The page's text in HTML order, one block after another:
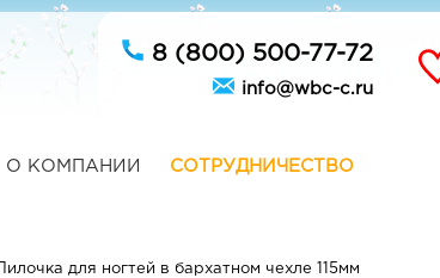
8 (800) 500-77-72
info@wbc-c.ru
О КОМПАНИИ СОТРУДНИЧЕСТВО
Пилочка для ногтей в бархатном чехле 115мм